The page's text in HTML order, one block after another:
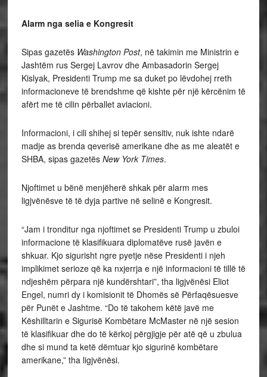
Alarm nga selia e Kongresit
Sipas gazetës Washington Post, në takimin me Ministrin e
Jashtëm rus Sergej Lavrov dhe Ambasadorin Sergej
Kislyak, Presidenti Trump me sa duket po lëvdohej rreth
informacioneve të brendshme që kishte për një kërcënim të
afërt me të cilin përballet aviacioni.
Informacioni, i cili shihej si tepër sensitiv, nuk ishte ndarë
madje as brenda qeverisë amerikane dhe as me aleatët e
SHBA, sipas gazetës New York Times.
Njoftimet u bënë menjëherë shkak për alarm mes
ligjvënësve të të dyja partive në selinë e Kongresit.
“Jam i tronditur nga njoftimet se Presidenti Trump u zbuloi
informacione të klasifikuara diplomatëve rusë javën e
shkuar. Kjo sigurisht ngre pyetje nëse Presidenti i njeh
implikimet serioze që ka nxjerrja e një informacioni të tillë të
ndjeshëm përpara një kundërshtari”, tha ligjvënësi Eliot
Engel, numri dy i komisionit të Dhomës së Përfaqësuesve
për Punët e Jashtme. “Do të takohem këtë javë me
Këshilltarin e Sigurisë Kombëtare McMaster në një sesion
të klasifikuar dhe do të kërkoj përgjigje për atë që u zbulua
dhe si mund ta ketë dëmtuar kjo sigurinë kombëtare
amerikane,” tha ligjvënësi.